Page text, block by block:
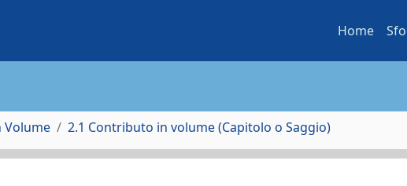
Home
Volume 2.1 Contributo in volume (Capitolo o Saggio)